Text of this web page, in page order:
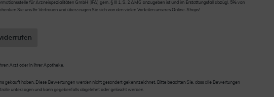
für Arzneispezialitäten GmbH (IFA) gem. § III 1, S. 2 AMG anzugeben ist und im Erstattungsfall abzügl. 5% von
Sie uns Ihr Vertrauen und überzeugen Sie sich von den vielen Vorteilen unseres Online-Shops!
Arzt oder in Ihrer Apotheke.
haben. Diese Bewertungen werden nicht gesondert gekennzeichnet. Bitte beachten Sie, dass alle Bewertungen
unterzogen und kann gegebenfalls abgelehnt oder gelöscht werden.